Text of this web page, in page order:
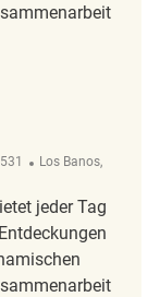
Ort
Los Banos,
jeder Tag